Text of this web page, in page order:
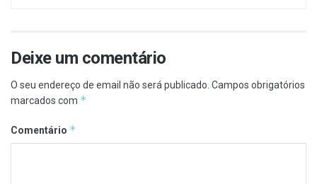
Deixe um comentário
O seu endereço de email não será publicado. Campos obrigatórios
marcados com *
Comentário *